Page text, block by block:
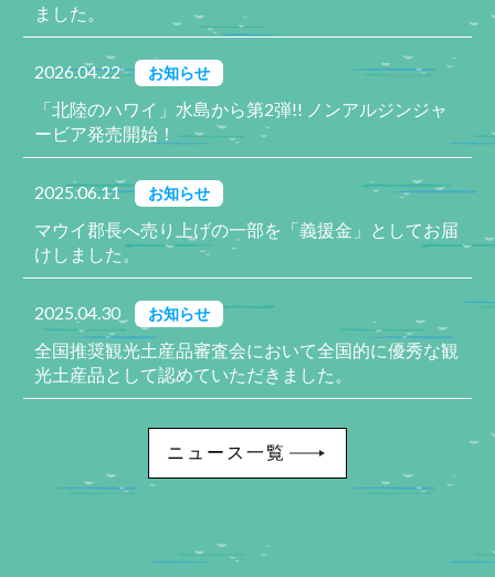
ました。
2026.04.22 お知らせ
「北陸のハワイ」水島から第2弾!! ノンアルジンジャ
ービア発売開始！
2025.06.11 お知らせ
マウイ郡長へ売り上げの一部を「義援金」としてお届
けしました。
2025.04.30 お知らせ
全国推奨観光土産品審査会において全国的に優秀な観
光土産品として認めていただきました。
ニュース一覧